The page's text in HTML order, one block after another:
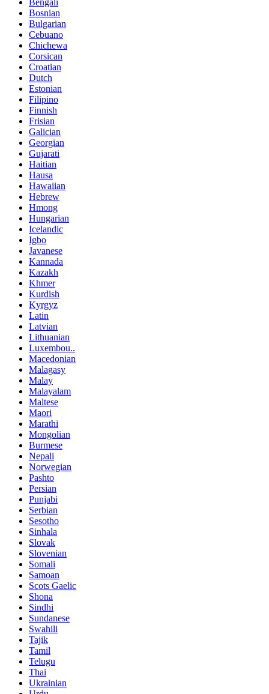
Bengali
Bosnian
Bulgarian
Cebuano
Chichewa
Corsican
Croatian
Dutch
Estonian
Filipino
Finnish
Frisian
Galician
Georgian
Gujarati
Haitian
Hausa
Hawaiian
Hebrew
Hmong
Hungarian
Icelandic
Igbo
Javanese
Kannada
Kazakh
Khmer
Kurdish
Kyrgyz
Latin
Latvian
Lithuanian
Luxembou..
Macedonian
Malagasy
Malay
Malayalam
Maltese
Maori
Marathi
Mongolian
Burmese
Nepali
Norwegian
Pashto
Persian
Punjabi
Serbian
Sesotho
Sinhala
Slovak
Slovenian
Somali
Samoan
Scots Gaelic
Shona
Sindhi
Sundanese
Swahili
Tajik
Tamil
Telugu
Thai
Ukrainian